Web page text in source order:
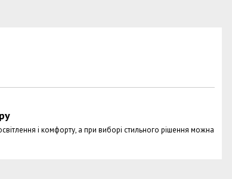
і комфорту, а при виборі стильного рішення можна